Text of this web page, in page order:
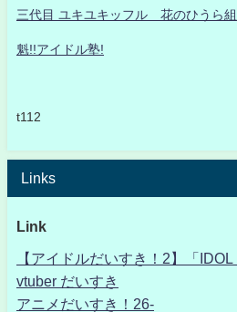
三代目 ユキユキッフル 花のひうら組
魁!!アイドル塾!
t112
Links
Link
【アイドルだいすき！2】「IDOL
vtuber だいすき
アニメだいすき！26-